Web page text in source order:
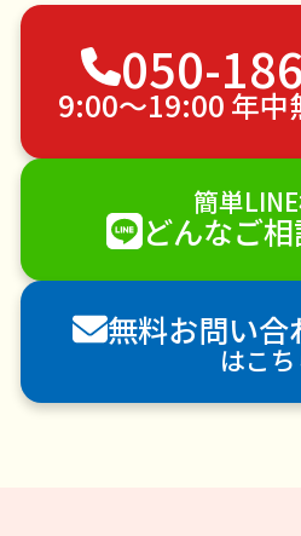
病院付き添い
不用品回
植木の剪定
植木の伐採
ペットのお世話
エ
DIY・日曜大工
ハ
雪かき・雪下ろし
襖（ふすま）の張替え
害獣駆除
防草シート
害虫駆
050-
9:00〜19:00 年中
簡単
どんなご
無料お問い合
はこち